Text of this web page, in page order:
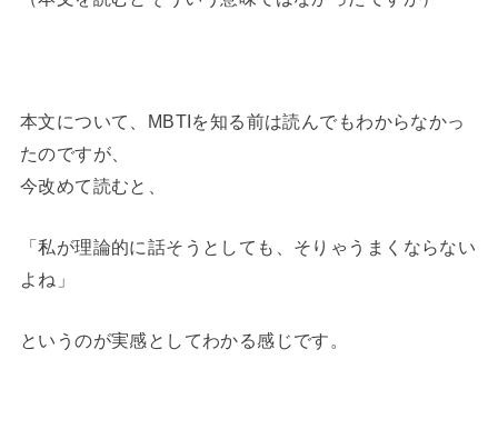
本文について、MBTIを知る前は読んでもわからなかっ
たのですが、
今改めて読むと、
「私が理論的に話そうとしても、そりゃうまくならない
よね」
というのが実感としてわかる感じです。